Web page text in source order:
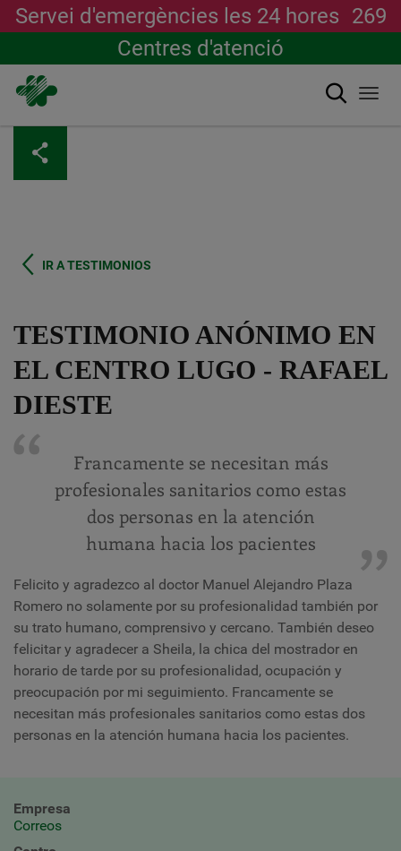
contingut
Servei d'emergències les 24 hores 269
Centres d'atenció
Cerca
IR A TESTIMONIOS
TESTIMONIO ANÓNIMO EN
EL CENTRO LUGO - RAFAEL
DIESTE
Francamente se necesitan más
profesionales sanitarios como estas
dos personas en la atención
humana hacia los pacientes
Felicito y agradezco al doctor Manuel Alejandro Plaza
Romero no solamente por su profesionalidad también por
su trato humano, comprensivo y cercano. También deseo
felicitar y agradecer a Sheila, la chica del mostrador en
horario de tarde por su profesionalidad, ocupación y
preocupación por mi seguimiento. Francamente se
necesitan más profesionales sanitarios como estas dos
personas en la atención humana hacia los pacientes.
Empresa
Correos